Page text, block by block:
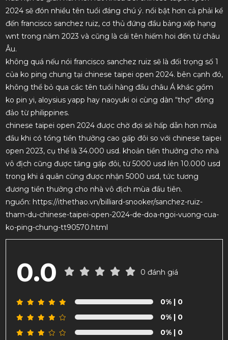
2024 sẽ đón nhiều tên tuổi đáng chú ý. nổi bật hơn cả phải kể
đến francisco sanchez ruiz, cơ thủ đứng đầu bảng xếp hạng
wnt trong năm 2023 và cũng là cái tên hiếm hoi đến từ châu
Âu.
không quá nếu nói francisco sanchez ruiz sẽ là đối trọng số 1
của ko ping chung tại chinese taipei open 2024. bên cạnh đó,
không thể bỏ qua các tên tuổi hàng đầu châu Á khác gồm
ko pin yi, aloysius yapp hay naoyuki oi cùng dàn “thợ” đông
đảo từ philippines.
chinese taipei open 2024 được chờ đợi sẽ hấp dẫn hơn mùa
đầu khi có tổng tiền thưởng cao gấp đôi so với chinese taipei
open 2023, cụ thể là 34.000 usd. khoản tiền thưởng cho nhà
vô địch cũng được tăng gấp đôi, từ 5000 usd lên 10.000 usd
trong khi á quân cũng được nhận 5000 usd, tức tương
đương tiền thưởng cho nhà vô địch mùa đầu tiên.
nguồn: https://ithethao.vn/billiard-snooker/sanchez-ruiz-
tham-du-chinese-taipei-open-2024-de-doa-ngoi-vuong-cua-
ko-ping-chung-tt90570.html
0.0 0 đánh giá
0%| 0
0%| 0
0%| 0